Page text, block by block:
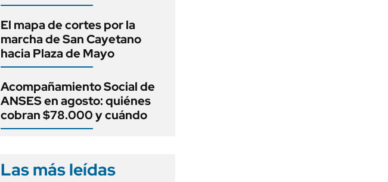
El mapa de cortes por la
marcha de San Cayetano
hacia Plaza de Mayo
Acompañamiento Social de
ANSES en agosto: quiénes
cobran $78.000 y cuándo
Las más leídas